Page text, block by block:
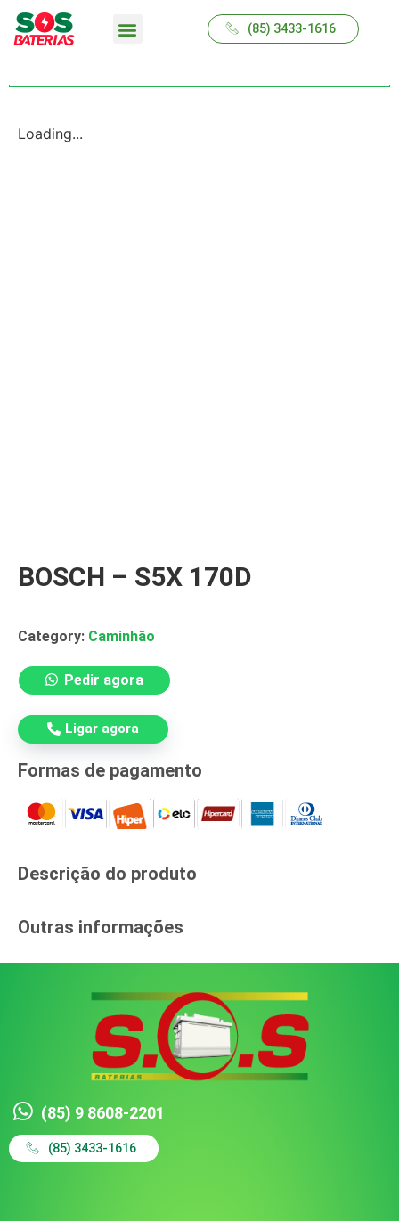
(85) 3433-1616
Loading...
BOSCH – S5X 170D
Category: Caminhão
Pedir agora
Ligar agora
Formas de pagamento
Descrição do produto​
Outras informações​
(85) 9 8608-2201
(85) 3433-1616